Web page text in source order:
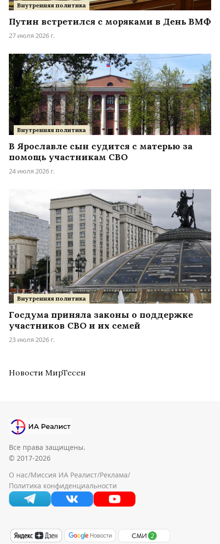
Внутренняя политика
Путин встретился с моряками в День ВМФ
27 июля 2026 г.
Внутренняя политика
В Ярославле сын судится с матерью за
помощь участникам СВО
24 июля 2026 г.
Внутренняя политика
Госдума приняла законы о поддержке
участников СВО и их семей
23 июля 2026 г.
Новости МирТесен
Все права защищены.
© 2017-2026
О нас/Миссия ИА Реалист/Реклама/
Политика конфиденциальности